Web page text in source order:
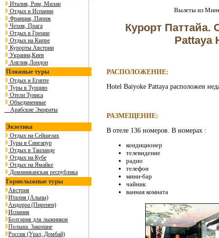
Италия, Рим, Милан
Отдых в Испании
Франция, Париж
Чехия, Прага
Отдых в Греции
Отдых на Кипре
Курорты Австрии
Украина,Киев
Англия,Лондон
Пляжные туры
Отдых в Египте
Туры в Турцию
Отели Туниса
Объединенные
Арабские Эмираты
Экзотика
Отдых на Сейшелах
Туры в Сингапур
Отдых в Таиланде
Отдых на Кубе
Отдых на Ямайке
Доминиканская республика
Горнолыжные туры
Австрия
Италия (Альпы)
Андорра (Пиренеи)
Испания
Болгария для лыжников
Польша. Закопане
Россия (Урал, Домбай)
Вылеты из
Курорт Паттайа.
Pattaya
РАСПОЛОЖЕНИЕ:
Hotel Baiyoke Pattaya расположен
РАЗМЕЩЕНИЕ:
В отеле 136 номеров. В номерах :
кондиционер
телевидение
радио
телефон
мини-бар
чайник
ванная комната